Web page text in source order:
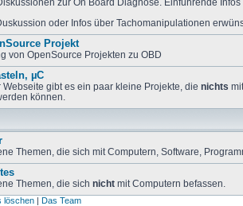
oder Infos über Tachomanipulationen
Projekt
von OpenSource Projekten zu OBD
µC
Webseite gibt es ein paar kleine Projekte, die nichts
können.
Themen, die sich mit Computern, Software,
Themen, die sich nicht mit Computern befassen.
löschen | Das Team